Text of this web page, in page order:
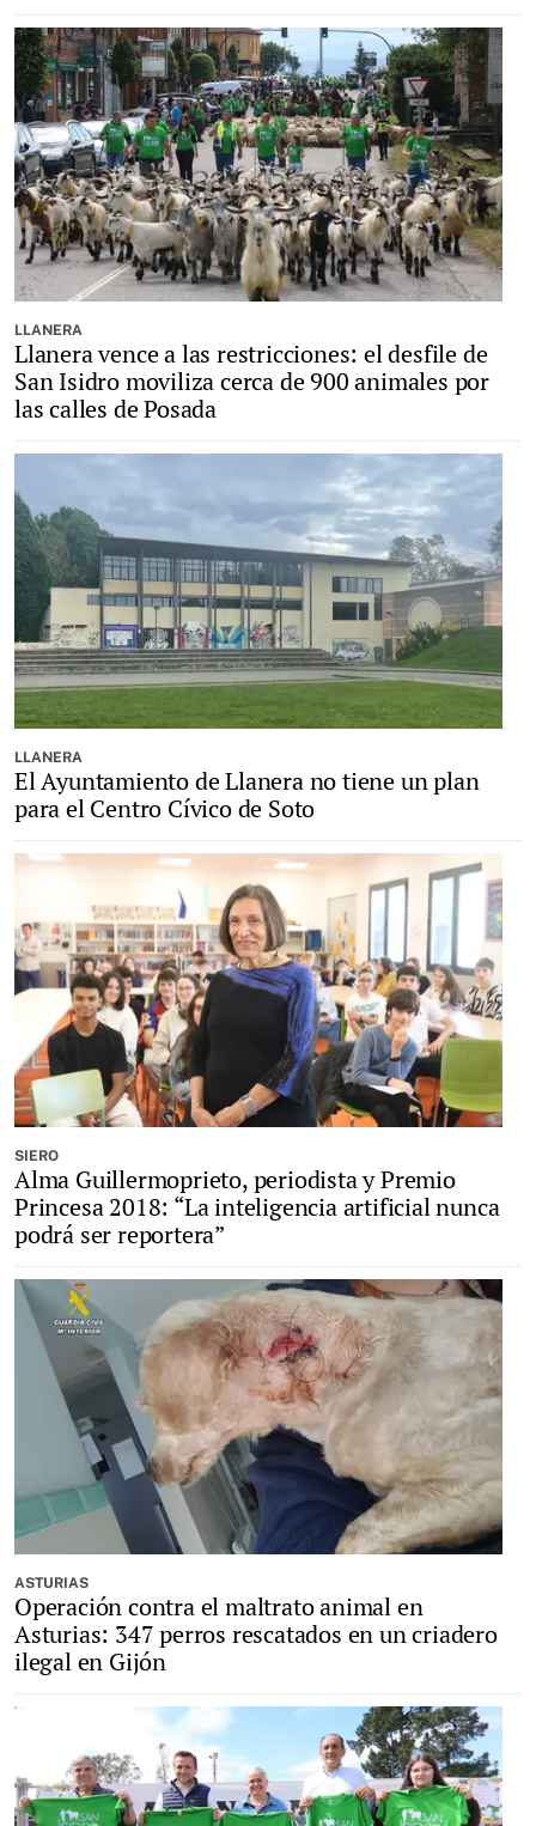
LLANERA
Llanera vence a las restricciones: el desfile de
San Isidro moviliza cerca de 900 animales por
las calles de Posada
LLANERA
El Ayuntamiento de Llanera no tiene un plan
para el Centro Cívico de Soto
SIERO
Alma Guillermoprieto, periodista y Premio
Princesa 2018: “La inteligencia artificial nunca
podrá ser reportera”
ASTURIAS
Operación contra el maltrato animal en
Asturias: 347 perros rescatados en un criadero
ilegal en Gijón